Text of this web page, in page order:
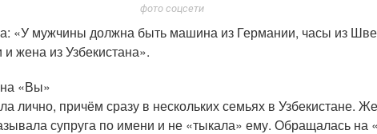
фото соцсети
«У мужчины должна быть машина из Германии, часы из
жена из Узбекистана».
«Вы»
лично, причём сразу в нескольких семьях в Узбекистане.
супруга по имени и не «тыкала» ему. Обращалась на